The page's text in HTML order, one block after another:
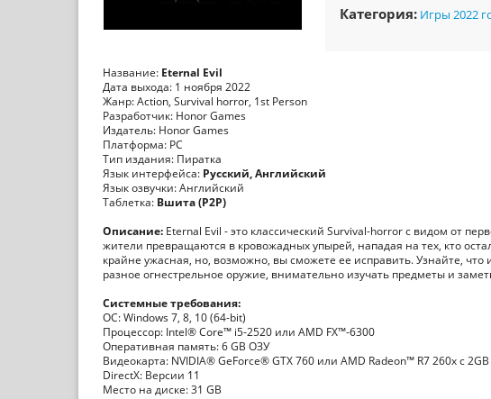
Категория: Игры 2022
Название: Eternal Evil
Дата выхода: 1 ноября 2022
Жанр: Action, Survival horror, 1st Person
Разработчик: Honor Games
Издатель: Honor Games
Платформа: PC
Тип издания: Пиратка
Язык интерфейса: Русский, Английский
Язык озвучки: Английский
Таблетка: Вшита (P2P)
Описание: Eternal Evil - это классический Survival-horror с видом от
жители превращаются в кровожадных упырей, нападая на тех, кто
крайне ужасная, но, возможно, вы сможете ее исправить. Узнайте, что
разное огнестрельное оружие, внимательно изучать предметы и
Системные требования:
ОС: Windows 7, 8, 10 (64-bit)
Процессор: Intel® Core™ i5-2520 или AMD FX™-6300
Оперативная память: 6 GB ОЗУ
Видеокарта: NVIDIA® GeForce® GTX 760 или AMD Radeon™ R7 260x с
DirectX: Версии 11
Место на диске: 31 GB